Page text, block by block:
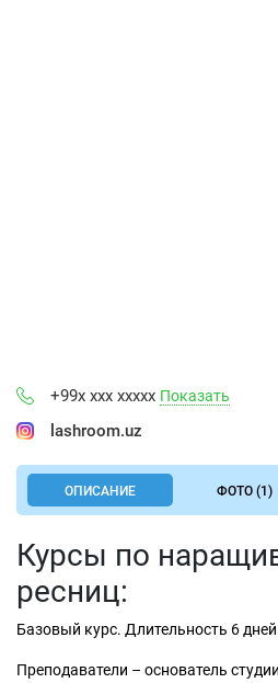
+99x xxx xxxxx Показать
lashroom.uz
ОПИСАНИЕ ФОТО (1)
Курсы по
ресниц:
Базовый курс. Длительность 6
Преподаватели – основатель